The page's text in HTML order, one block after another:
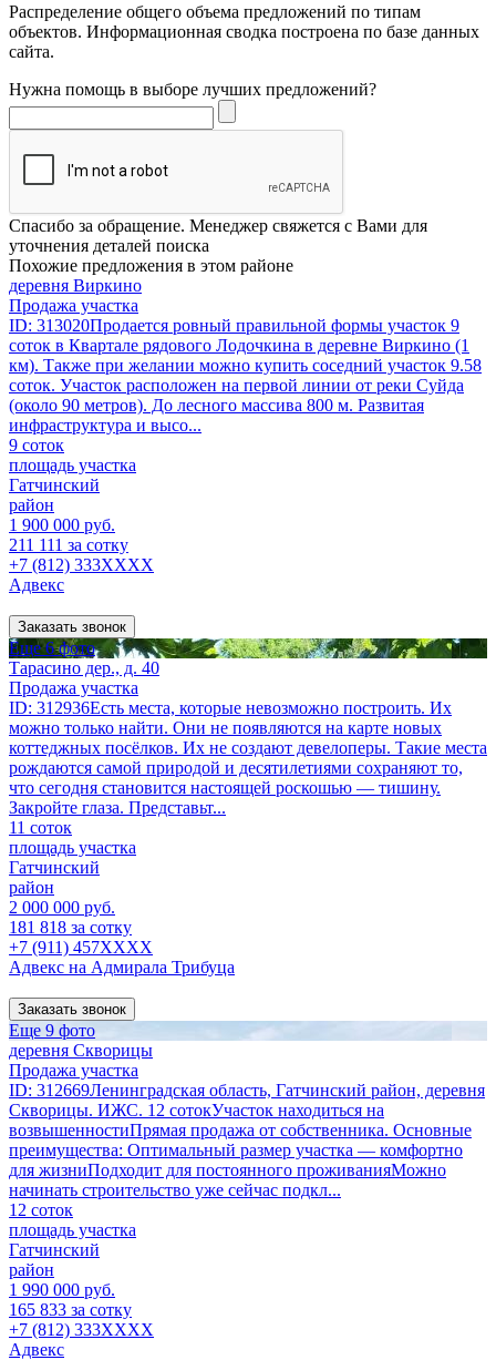
Распределение общего объема предложений по типам
объектов. Информационная сводка построена по базе данных
сайта.
Нужна помощь в выборе лучших предложений?
Спасибо за обращение. Менеджер свяжется с Вами для
уточнения деталей поиска
Похожие предложения в этом районе
деревня Виркино
Продажа участка
ID: 313020Продается ровный правильной формы участок 9
соток в Квартале рядового Лодочкина в деревне Виркино (1
км). Также при желании можно купить соседний участок 9.58
соток. Участок расположен на первой линии от реки Суйда
(около 90 метров). До лесного массива 800 м. Развитая
инфраструктура и высо...
9 соток
площадь участка
Гатчинский
район
1 900 000 руб.
211 111 за сотку
+7 (812) 333XXXX
Адвекс
Заказать звонок
Еще 6 фото
Тарасино дер., д. 40
Продажа участка
ID: 312936Есть места, которые невозможно построить. Их
можно только найти. Они не появляются на карте новых
коттеджных посёлков. Их не создают девелоперы. Такие места
рождаются самой природой и десятилетиями сохраняют то,
что сегодня становится настоящей роскошью — тишину.
Закройте глаза. Представьт...
11 соток
площадь участка
Гатчинский
район
2 000 000 руб.
181 818 за сотку
+7 (911) 457XXXX
Адвекс на Адмирала Трибуца
Заказать звонок
Еще 9 фото
деревня Скворицы
Продажа участка
ID: 312669Ленинградская область, Гатчинский район, деревня
Скворицы. ИЖС. 12 сотокУчасток находиться на
возвышенностиПрямая продажа от собственника. Основные
преимущества: Оптимальный размер участка — комфортно
для жизниПодходит для постоянного проживанияМожно
начинать строительство уже сейчас подкл...
12 соток
площадь участка
Гатчинский
район
1 990 000 руб.
165 833 за сотку
+7 (812) 333XXXX
Адвекс